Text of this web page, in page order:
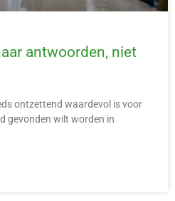
antwoorden, niet
ontzettend waardevol is voor
gevonden wilt worden in